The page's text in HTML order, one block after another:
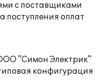
с поставщиками
оплат
"Симон Электрик"
конфигурация